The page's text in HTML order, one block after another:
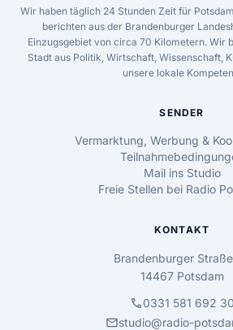
Wir haben täglich 24 Stunden Zeit für
berichten aus der Brandenburger
Einzugsgebiet von circa 70 Kilometern. Wir
Stadt aus Politik, Wirtschaft, Wissenschaft,
unsere lokale
SENDER
Vermarktung, Werbung &
Mail ins Studio
Freie Stellen bei Radio
KONTAKT
Brandenburger
14467 Potsdam
call0331 581 692 30
mailstudio@radio-